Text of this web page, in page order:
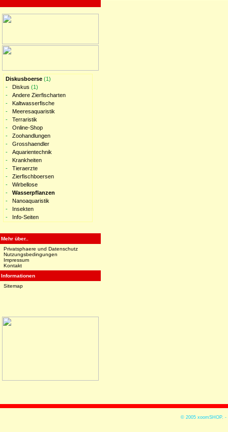
Diskusboerse (1)
- Diskus (1)
- Andere Zierfischarten
- Kaltwasserfische
- Meeresaquaristik
- Terraristik
- Online-Shop
- Zoohandlungen
- Grosshaendler
- Aquarientechnik
- Krankheiten
- Tieraerzte
- Zierfischboersen
- Wirbellose
- Wasserpflanzen
- Nanoaquaristik
- Insekten
- Info-Seiten
Mehr über..
Privatsphaere und Datenschutz
Nutzungsbedingungen
Impressum
Kontakt
Informationen
Sitemap
© 2005 xoomSHOP. -